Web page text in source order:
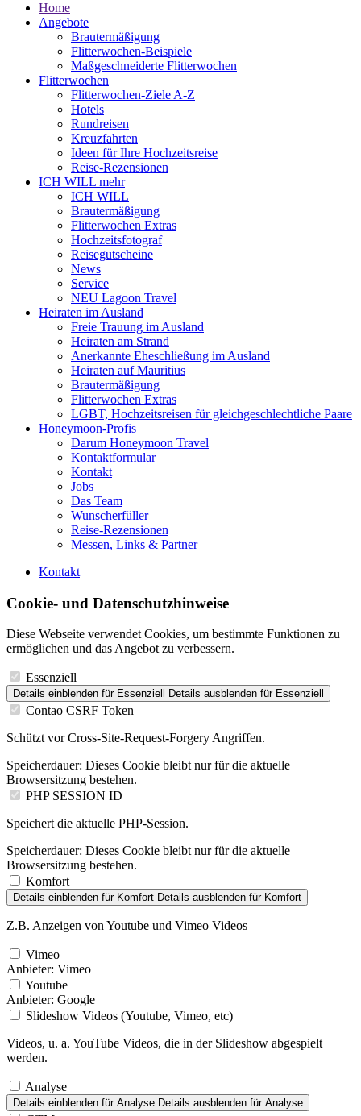
Home
Angebote
Brautermäßigung
Flitterwochen-Beispiele
Maßgeschneiderte Flitterwochen
Flitterwochen
Flitterwochen-Ziele A-Z
Hotels
Rundreisen
Kreuzfahrten
Ideen für Ihre Hochzeitsreise
Reise-Rezensionen
ICH WILL mehr
ICH WILL
Brautermäßigung
Flitterwochen Extras
Hochzeitsfotograf
Reisegutscheine
News
Service
NEU Lagoon Travel
Heiraten im Ausland
Freie Trauung im Ausland
Heiraten am Strand
Anerkannte Eheschließung im Ausland
Heiraten auf Mauritius
Brautermäßigung
Flitterwochen Extras
LGBT, Hochzeitsreisen für gleichgeschlechtliche Paare
Honeymoon-Profis
Darum Honeymoon Travel
Kontaktformular
Kontakt
Jobs
Das Team
Wunscherfüller
Reise-Rezensionen
Messen, Links & Partner
Kontakt
Cookie- und Datenschutzhinweise
Diese Webseite verwendet Cookies, um bestimmte Funktionen zu
ermöglichen und das Angebot zu verbessern.
Essenziell
Details einblenden für Essenziell Details ausblenden für Essenziell
Contao CSRF Token
Schützt vor Cross-Site-Request-Forgery Angriffen.
Speicherdauer: Dieses Cookie bleibt nur für die aktuelle
Browsersitzung bestehen.
PHP SESSION ID
Speichert die aktuelle PHP-Session.
Speicherdauer: Dieses Cookie bleibt nur für die aktuelle
Browsersitzung bestehen.
Komfort
Details einblenden für Komfort Details ausblenden für Komfort
Z.B. Anzeigen von Youtube und Vimeo Videos
Vimeo
Anbieter: Vimeo
Youtube
Anbieter: Google
Slideshow Videos (Youtube, Vimeo, etc)
Videos, u. a. YouTube Videos, die in der Slideshow abgespielt
werden.
Analyse
Details einblenden für Analyse Details ausblenden für Analyse